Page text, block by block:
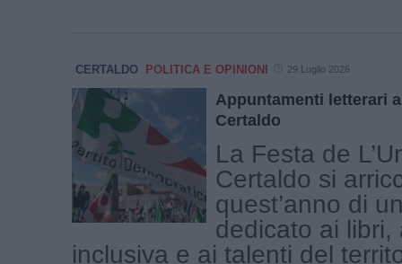
CERTALDO POLITICA E OPINIONI 29 Luglio 2026
Appuntamenti letterari
Certaldo
La Festa de
Certaldo si
quest’anno di
dedicato ai libri,
inclusiva e ai talenti del